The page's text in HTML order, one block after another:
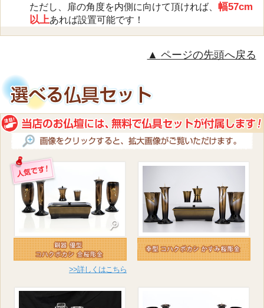
ただし、扉の角度を内側に向けて頂ければ、幅57cm
以上あれば設置可能です！
ページの先頭へ戻る
>>詳しくはこちら